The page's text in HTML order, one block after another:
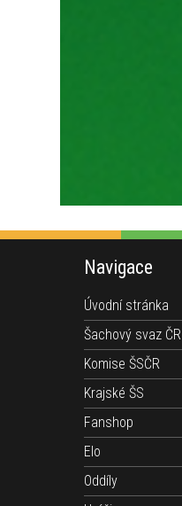
Navigace
Úvodní stránka
Šachový svaz ČR
Komise ŠSČR
Krajské ŠS
Fanshop
Elo
Oddíly